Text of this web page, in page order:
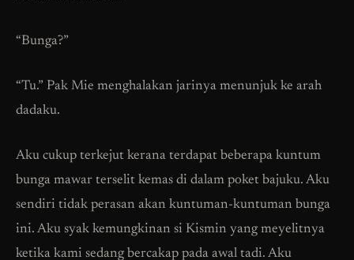
“Bunga?”
“Tu.” Pak Mie menghalakan jarinya menunjuk ke arah
dadaku.
Aku cukup terkejut kerana terdapat beberapa kuntum
bunga mawar terselit kemas di dalam poket bajuku. Aku
sendiri tidak perasan akan kuntuman-kuntuman bunga
ini. Aku syak kemungkinan si Kismin yang meyelitnya
ketika kami sedang bercakap pada awal tadi. Aku